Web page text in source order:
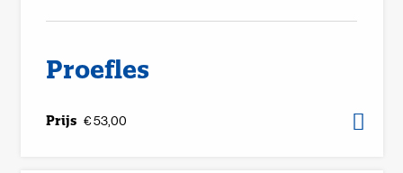
Proefles
Prijs € 53,00